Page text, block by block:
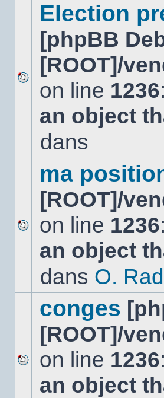
Aucun
nouveau
message
non-
dans
Election
[phpBB
[ROOT]/
on line 1236:
an object
dans
Aucun
nouveau
message
sujet.
ma
[ROOT]/
on line 1236:
an object
dans O.
Aucun
nouveau
message
conges
[ROOT]/
on line 1236:
an object